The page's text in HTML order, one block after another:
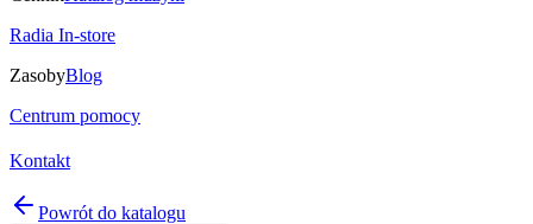
Radia In-store
ZasobyBlog
Centrum pomocy
Kontakt
Powrót do katalogu